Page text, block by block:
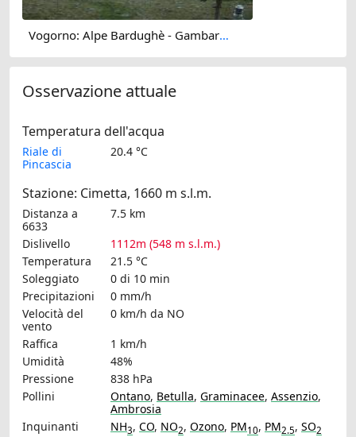
Vogorno: Alpe Bardughè - Gambarogno - Alpe di Neggia - Cannobio - Lake Maggiore
Osservazione attuale
Temperatura dell'acqua
Riale di
Pincascia
20.4 °C
Stazione: Cimetta, 1660 m s.l.m.
Distanza a
6633
7.5 km
Dislivello
1112m (548 m s.l.m.)
Temperatura
21.5 °C
Soleggiato
0 di 10 min
Precipitazioni
0 mm/h
Velocità del
vento
0 km/h da NO
Raffica
1 km/h
Umidità
48%
Pressione
838 hPa
Pollini
Ontano, Betulla, Graminacee, Assenzio,
Ambrosia
Inquinanti
NH3, CO, NO2, Ozono, PM10, PM2.5, SO2